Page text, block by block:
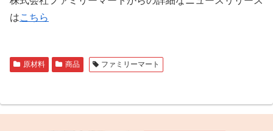
はこちら
原材料 商品 ファミリーマート